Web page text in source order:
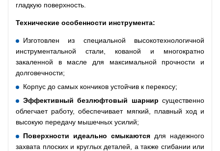
гладкую поверхность.
Технические особенности инструмента:
Изготовлен из специальной высокотехнологичной
инструментальной стали, кованой и многократно
закаленной в масле для максимальной прочности и
долговечности;
Корпус до самых кончиков устойчив к перекосу;
Эффективный безлюфтовый шарнир существенно
облегчает работу, обеспечивает мягкий, плавный ход и
высокую передачу мышечных усилий;
Поверхности идеально смыкаются для надежного
захвата плоских и круглых деталей, а также сгибании или